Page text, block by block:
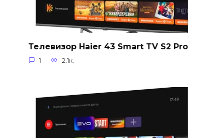
Телевизор Haier 43 Smart TV S2 Pro
1 2.1к.